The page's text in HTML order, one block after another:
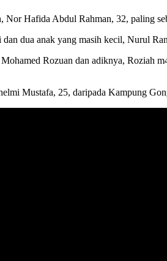
Nor Hafida Abdul Rahman, 32, paling
dua anak yang masih kecil, Nurul
Rozuan dan adiknya, Roziah
Mustafa, 25, daripada Kampung